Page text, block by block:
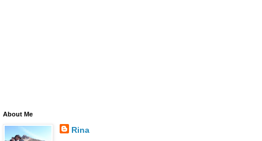
About Me
Rina